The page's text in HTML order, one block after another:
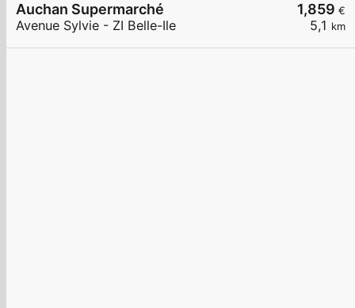
1,859 €
5,1 km
Auchan Supermarché
Avenue Sylvie - ZI Belle-Ile